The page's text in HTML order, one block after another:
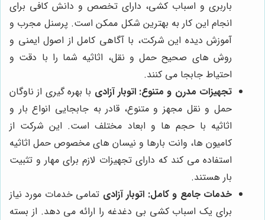
باربری و اسباب کشی، دارای تخصص و دانش کافی برای
انجام این کار به بهترین شکل ممکن است. پرسنل مجرب و
آموزش دیده این شرکت، با آگاهی کامل از اصول ایمنی و
روش های صحیح حمل و نقل، اثاثیه شما را با دقت و
احتیاط جابجا می کنند.
تجهیزات مدرن و متنوع: اتوبار آزادی با بهره گیری از ناوگان
حمل و نقل مجهز و متنوع، قادر به جابجایی انواع بار و
اثاثیه با حجم ها و ابعاد مختلف است. این شرکت از
کامیون ها، وانت بارها و نیسان های مخصوص حمل اثاثیه
استفاده می کند که دارای تجهیزات لازم برای مهار و تثبیت
بار هستند.
خدمات جامع و کامل: اتوبار آزادی تمامی خدمات مورد نیاز
برای یک اسباب کشی بی دغدغه را ارائه می دهد. از بسته